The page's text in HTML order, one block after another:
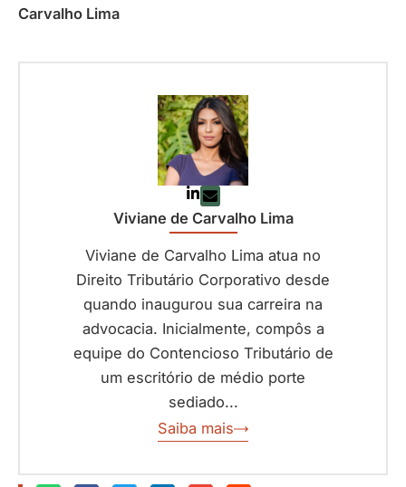
Carvalho Lima
Viviane de Carvalho Lima
Viviane de Carvalho Lima atua no
Direito Tributário Corporativo desde
quando inaugurou sua carreira na
advocacia. Inicialmente, compôs a
equipe do Contencioso Tributário de
um escritório de médio porte
sediado...
Saiba mais